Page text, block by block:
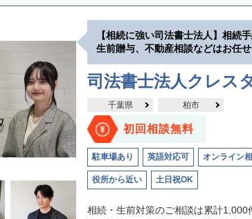
【相続に強い司法書士法人】相続
生前贈与、不動産相談などはお任せ
司法書士法人クレス
千葉県 柏市
初回相談無料
駐車場あり 英語対応可 オンライン
役所から近い 土日祝OK
相続・生前対策のご相談は累計1,000